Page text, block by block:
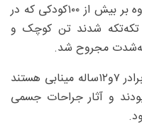
بر سر خانواده‌های مینابی نشاند. علاوه بر بیش از ۱۰۰کودکی که در
تکه‌تکه شدند تن کوچک و
به‌شدت مجروح شد.
مهگل و محمدجواد ملایی، خواهر و برادر ۷و۱۲ساله مینابی هستند
و آثار جراحات جسمی